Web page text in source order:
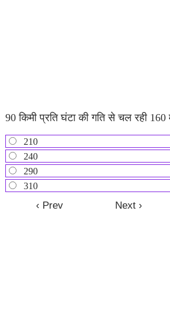
90 किमी प्रति घंटा की गति से चल रही
210
240
290
310